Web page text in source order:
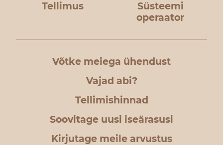
Tellimus
Süsteemi
operaator
Võtke meiega ühendust
Vajad abi?
Tellimishinnad
Soovitage uusi iseärasusi
Kirjutage meile arvustus